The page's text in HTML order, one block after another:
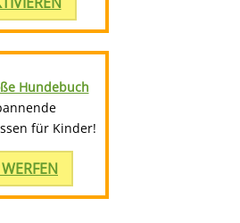
Hundebuch
für Kinder!